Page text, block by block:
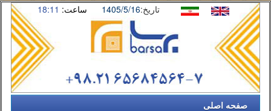
ساعت: 18:11 تاریخ:1405/5/16
صفحه اصلی